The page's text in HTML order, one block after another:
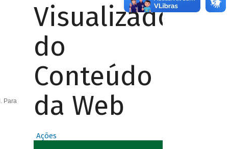
Para
Visualizador
do
Conteúdo
da Web
Ações